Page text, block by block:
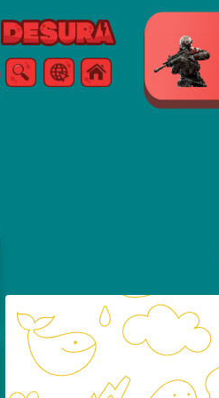
Free Online Games
AramaMenü